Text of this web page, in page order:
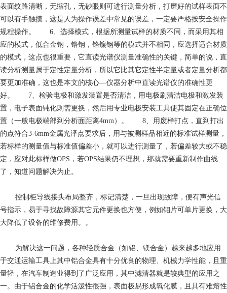
表面纹路清晰，无缩孔，无砂眼则可进行测量分析，打磨好的试样表面不
可以有手触摸，这是人为操作误差中常见的误差，一定要严格按安全操作
规程操作。 6、选择模式，根据所测量试样的材质不同，而采用其相
应的模式，低合金钢，铬钢，铬镍钢等的模式并不相同，应选择适合材质
的模式，这点也很重要，它直读光谱仪测量准确性的关键，简单的说，直
读分析测量属于定性定量分析，所以它比其它定性半定量或者定量分析都
要更加准确，这也是本文的核心—仪器分析中直读光谱仪的准确性更
好。 7、检验电极和激发装置是否清洁，用电极刷清洁电极和激发装
置，电子表面钝化则需更换，然后用专业电极安装工具使其固定在正确位
置（一般电极端部到分析面距离4mm）。 8、用废样打点，直到打出
的点符合3-6mm金属光泽点要求后，用与被测样品相近的标准试样测量，
若标样的测量值与标准值偏差小，就可以进行测量了，若偏差较大或不稳
定，应对此标样做OPS，若OPS结果仍不理想，那就需要重新制作曲线
了，知道问题解决为止。
控制柜导线接头布局整齐，标记清楚，一旦出现故障，便有声光信
号指示，易于寻找故障源其它元件更换也方便，例如钼片可单片更换，大
大降低了设备的维修费用。。
为解决这一问题，各种轻质合金（如铝、镁合金）越来越多地应用
于交通运输工具上其中铝合金具有十分优良的物理、机械力学性能，且重
量轻，在汽车制造业得到了广泛应用，其中滤清器就是较典型的应用之
一。由于铝合金的化学活泼性很强，表面极易形成氧化膜，且具有难熔性